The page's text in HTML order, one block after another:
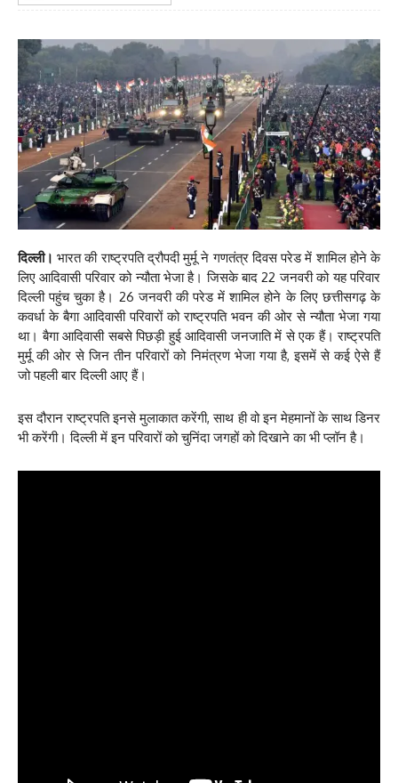
दिल्ली। भारत की राष्ट्रपति द्रौपदी मुर्मू ने गणतंत्र दिवस परेड में शामिल होने के
लिए आदिवासी परिवार को न्यौता भेजा है। जिसके बाद 22 जनवरी को यह परिवार
दिल्ली पहुंच चुका है। 26 जनवरी की परेड में शामिल होने के लिए छत्तीसगढ़ के
कवर्धा के बैगा आदिवासी परिवारों को राष्ट्रपति भवन की ओर से न्यौता भेजा गया
था। बैगा आदिवासी सबसे पिछड़ी हुई आदिवासी जनजाति में से एक हैं। राष्ट्रपति
मुर्मू की ओर से जिन तीन परिवारों को निमंत्रण भेजा गया है, इसमें से कई ऐसे हैं
जो पहली बार दिल्ली आए हैं।
इस दौरान राष्ट्रपति इनसे मुलाकात करेंगी, साथ ही वो इन मेहमानों के साथ डिनर
भी करेंगी। दिल्ली में इन परिवारों को चुनिंदा जगहों को दिखाने का भी प्लॉन है।